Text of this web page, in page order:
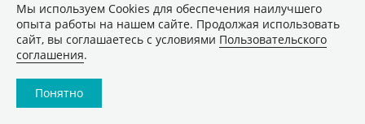
Мы используем Сookies для обеспечения наилучшего
опыта работы на нашем сайте. Продолжая использовать
сайт, вы соглашаетесь с условиями Пользовательского
соглашения.
Понятно